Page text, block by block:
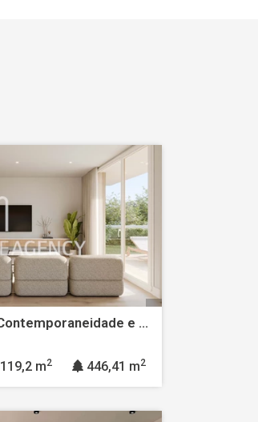
Venda - STONE — Contemporaneidade e Exclusividade com Vista para o Castelo de Óbidos
119,2 m2 446,41 m2